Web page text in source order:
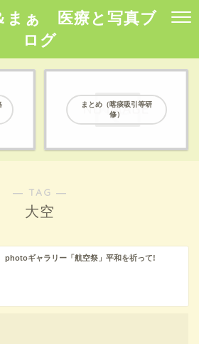
まぁ 医療と写真ブ
ログ
まとめ（喀痰吸引等研
修）
― TAG ―
大空
photoギャラリー「航空祭」平和を祈って!